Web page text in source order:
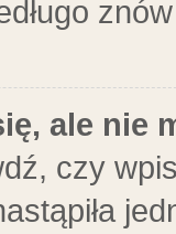
ale nie
czy